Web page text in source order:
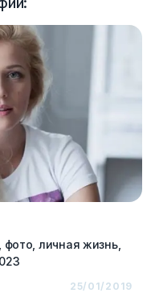
личная жизнь,
25/01/2019